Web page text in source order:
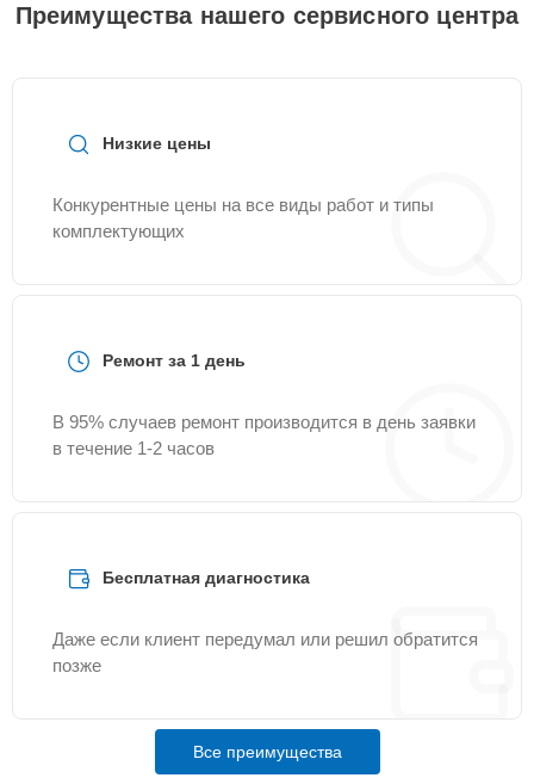
Преимущества нашего сервисного центра
Низкие цены
Конкурентные цены на все виды работ и типы
комплектующих
Ремонт за 1 день
В 95% случаев ремонт производится в день заявки
в течение 1-2 часов
Бесплатная диагностика
Даже если клиент передумал или решил обратится
позже
Все преимущества